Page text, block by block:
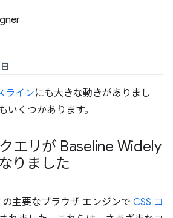
ラインにも大きな動きがありまし
いくつかあります。
エリが Baseline Widely
りました
主要なブラウザ エンジンで CSS コ